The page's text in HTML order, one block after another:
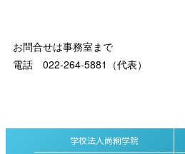
お問合せは事務室まで
電話 022-264-5881（代表）
学校法人尚絅学院